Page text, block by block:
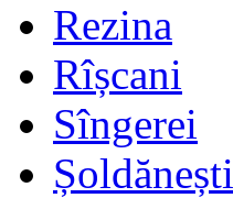
Rezina
Rîșcani
Sîngerei
Șoldănești